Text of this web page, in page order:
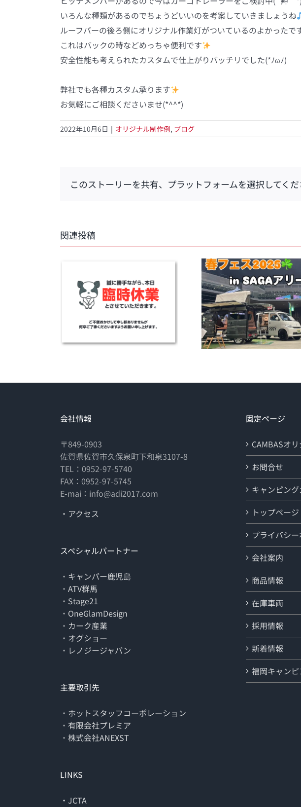
いろんな種類があるのでちょうどいいのを考案していきましょうね
ルーフバーの後ろ側にオリジナル作業灯がついているのよかったで
これはバックの時などめっちゃ便利です
安全性能も考えられたカスタムで仕上がりバッチリでした(*ﾉωﾉ)
弊社でも各種カスタム承ります
お気軽にご相談くださいませ(*^^*)
2022年10月6日 | オリジナル制作例, ブログ
このストーリーを共有、プラットフォームを選択してくだ
関連投稿
会社情報
〒849-0903
佐賀県佐賀市久保泉町下和泉3107-8
TEL：0952-97-5740
FAX：0952-97-5745
E-mai：info@adi2017.com
・アクセス
スペシャルパートナー
・ キャンパー鹿児島
・ ATV群馬
・ Stage21
・ OneGlamDesign
・ カーク産業
・ オグショー
・ レノジージャパン
主要取引先
・ ホットスタッフコーポレーション
・ 有限会社プレミア
・ 株式会社ANEXST
LINKS
・JCTA
固定ページ
CAMBASオ
お問合せ
キャンピン
トップページ
プライバシ
会社案内
商品情報
在庫車両
採用情報
新着情報
福岡キャン